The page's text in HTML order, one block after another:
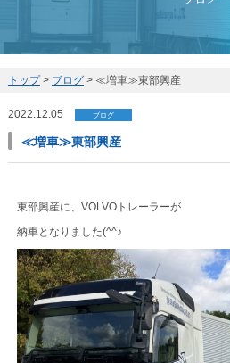
トップ> ブログ> ≪増車≫東部興産
2022.12.05 ブログ
≪増車≫東部興産
東部興産に、VOLVOトレーラーが
納車となりました(^^♪